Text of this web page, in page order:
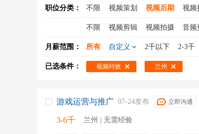
职位分类： 不限 视频策划 视频后期 视频
不限 视频剪辑 视频拍摄 音频
月薪范围： 所有 自定义 2千以下 2-3千
已选条件： 视频特效 兰州
游戏运营与推广 07-24发布 立即沟通
3-6千 兰州 | 无需经验